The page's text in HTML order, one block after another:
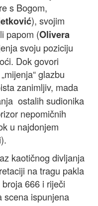
s Bogom,
), svojim
papom (Olivera
svoju poziciju
Dok govori
glazbu
zanimljiv, mada
ostalih sudionika
nepomičnih
u najdonjem
kaotičnog divljanja
na tragu pakla
666 i riječi
scena ispunjena